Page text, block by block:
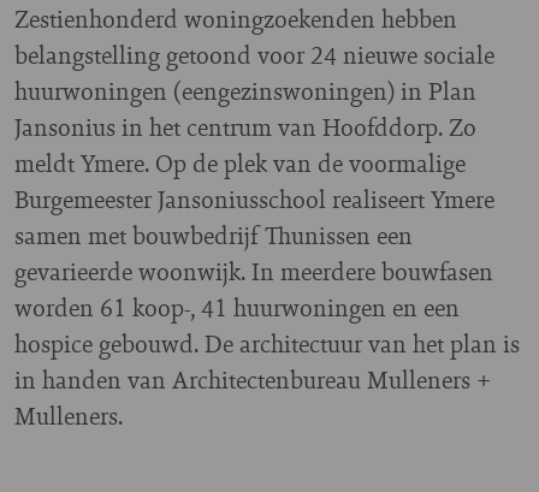
Zestienhonderd woningzoekenden hebben
belangstelling getoond voor 24 nieuwe sociale
huurwoningen (eengezinswoningen) in Plan
Jansonius in het centrum van Hoofddorp. Zo
meldt Ymere. Op de plek van de voormalige
Burgemeester Jansoniusschool realiseert Ymere
samen met bouwbedrijf Thunissen een
gevarieerde woonwijk. In meerdere bouwfasen
worden 61 koop-, 41 huurwoningen en een
hospice gebouwd. De architectuur van het plan is
in handen van Architectenbureau Mulleners +
Mulleners.